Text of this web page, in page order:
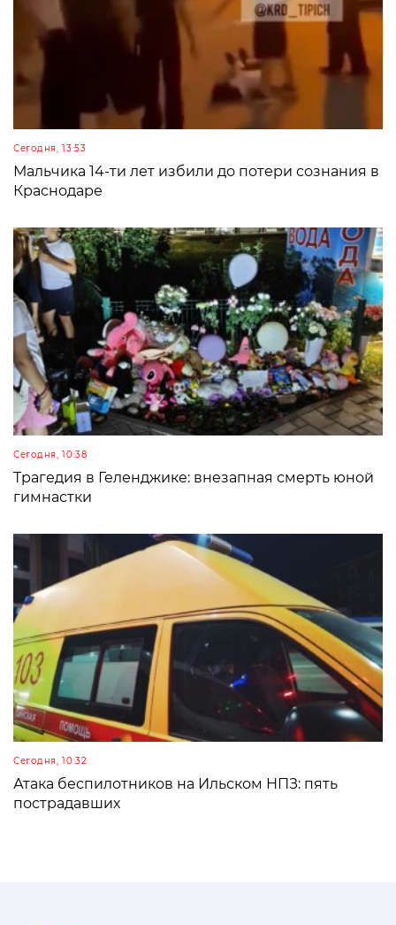
Сегодня, 13:53
Мальчика 14-ти лет избили до потери сознания в
Краснодаре
Сегодня, 10:38
Трагедия в Геленджике: внезапная смерть юной
гимнастки
Сегодня, 10:32
Атака беспилотников на Ильском НПЗ: пять
пострадавших